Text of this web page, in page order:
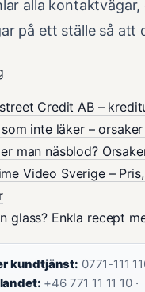
alla
på ett ställe så att
Credit AB –
som inte läker –
man näsblod?
Video Sverige –
glass? Enkla recept
kundtjänst: 0771-111
+46 771 11 11 10 ·